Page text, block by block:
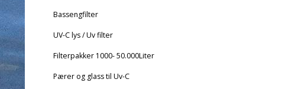
Bassengfilter
UV-C lys / Uv filter
Filterpakker 1000- 50.000Liter
Pærer og glass til Uv-C